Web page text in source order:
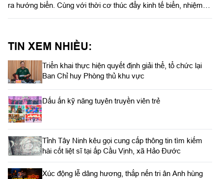
ra hướng biển. Cùng với thời cơ thúc đẩy kinh tế biển, nhiệm
Biên phòng cửa khẩu cảng Bà Rịa - Vũng Tàu, Bộ đội Biên
phòng TPHCM đang ngày đêm chắc tay súng, giữ vững chủ
quyền, an ninh nơi cửa biển của Thành phố mang tên Bác.
TIN XEM NHIỀU:
Triển khai thực hiện quyết định giải thể, tổ chức lại
Ban Chỉ huy Phòng thủ khu vực
Dấu ấn kỹ năng tuyên truyền viên trẻ
Tỉnh Tây Ninh kêu gọi cung cấp thông tin tìm kiếm
hài cốt liệt sĩ tại ấp Cầu Vịnh, xã Hảo Đước
Xúc động lễ dâng hương, thắp nến tri ân Anh hùng